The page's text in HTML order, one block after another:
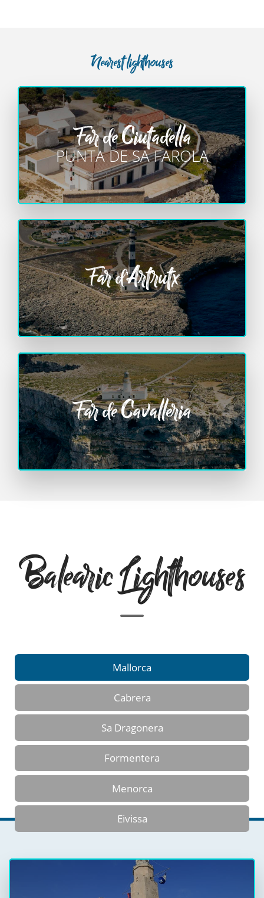
Nearest lighthouses
Far de Ciutadella
PUNTA DE SA FAROLA
Far d’Artrutx
Far de Cavalleria
Balearic Lighthouses
Mallorca
Cabrera
Sa Dragonera
Formentera
Menorca
Eivissa